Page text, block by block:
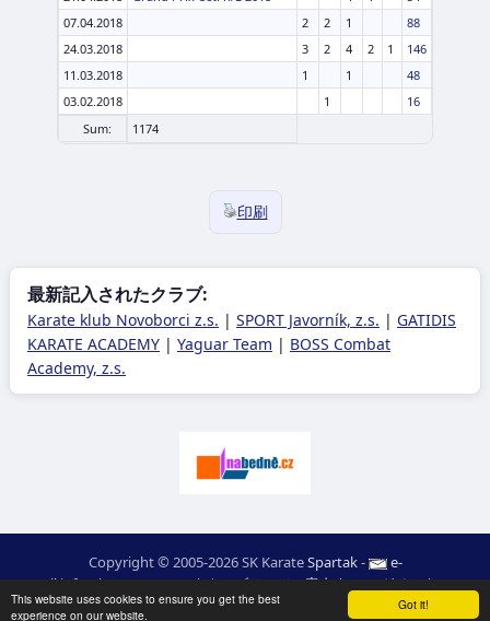
Got it!
This website uses cookies to ensure you get the best
experience on our website.
07.04.2018
2 2 1
88
24.03.2018
3 2 4 2 1
146
11.03.2018
1 1
48
03.02.2018
1
16
Sum:
1174
印刷
最新記入されたクラブ:
Karate klub Novoborci z.s. | SPORT Javorník, z.s. | GATIDIS
KARATE ACADEMY | Yaguar Team | BOSS Combat
Academy, z.s.
Copyright © 2005-2026 SK KarateSpartak-
e-
mail:moc.ceretarak@ofni|ウエブページの案内| ログイン|RSS
webdesign:Ing. Pavel Švojgr,成績 karate : Mgr. Jiří Kotala